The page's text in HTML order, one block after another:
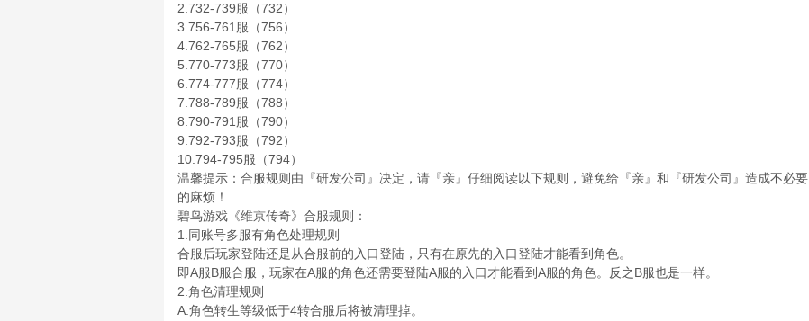
2.732-739服（732）
3.756-761服（756）
4.762-765服（762）
5.770-773服（770）
6.774-777服（774）
7.788-789服（788）
8.790-791服（790）
9.792-793服（792）
10.794-795服（794）
温馨提示：合服规则由『研发公司』决定，请『亲』仔细阅读以下规则，避免给『亲』和『研发公司』造成不必要
的麻烦！
碧鸟游戏《维京传奇》合服规则：
1.同账号多服有角色处理规则
合服后玩家登陆还是从合服前的入口登陆，只有在原先的入口登陆才能看到角色。
即A服B服合服，玩家在A服的角色还需要登陆A服的入口才能看到A服的角色。反之B服也是一样。
2.角色清理规则
A.角色转生等级低于4转合服后将被清理掉。